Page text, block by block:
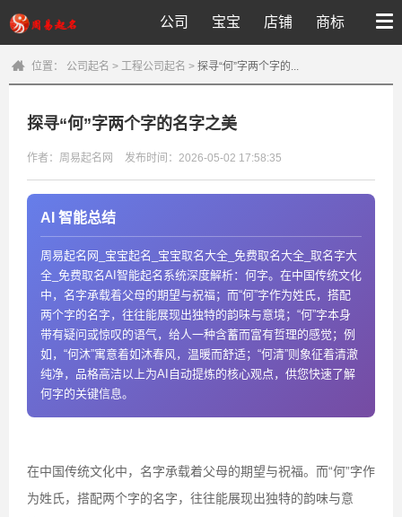
公司 宝宝 店铺 商标
位置： 公司起名 > 工程公司起名 > 探寻“何”字两个字的...
探寻“何”字两个字的名字之美
作者：周易起名网 发布时间：2026-05-02 17:58:35
AI 智能总结
周易起名网_宝宝起名_宝宝取名大全_免费取名大全_取名字大
全_免费取名AI智能起名系统深度解析：何字。在中国传统文化
中，名字承载着父母的期望与祝福；而“何”字作为姓氏，搭配
两个字的名字，往往能展现出独特的韵味与意境；“何”字本身
带有疑问或惊叹的语气，给人一种含蓄而富有哲理的感觉；例
如，“何沐”寓意着如沐春风，温暖而舒适；“何清”则象征着清澈
纯净，品格高洁以上为AI自动提炼的核心观点，供您快速了解
何字的关键信息。
在中国传统文化中，名字承载着父母的期望与祝福。而“何”字作
为姓氏，搭配两个字的名字，往往能展现出独特的韵味与意